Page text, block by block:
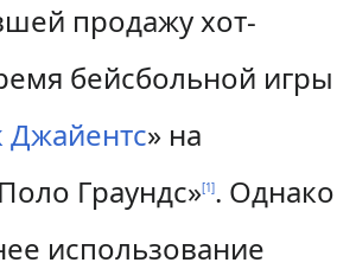
продажу хот-
бейсбольной игры
» на
Граундс»[1]. Однако
использование